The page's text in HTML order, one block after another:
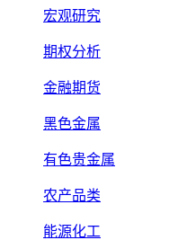
宏观研究
期权分析
金融期货
黑色金属
有色贵金属
农产品类
能源化工